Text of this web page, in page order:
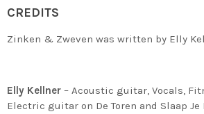
CREDITS
Zinken & Zweven was written by Elly
Elly Kellner – Acoustic guitar, Vocals,
Electric guitar on De Toren and Slaap